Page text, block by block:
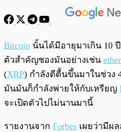
พร้อมเล่น
Bitcoin นั้นได้มีอายุมาเกิน 10
ตัวสำคัญชองมันอย่างเช่น
(XRP) กำลังตีตื้นขึ้นมาในช่วง
มันมันก็กำลังพ่ายให้กับเหรียญ
จะเปิดตัวไปไม่นานมานี้
รายงานจาก Forbes เผยว่ามีผ